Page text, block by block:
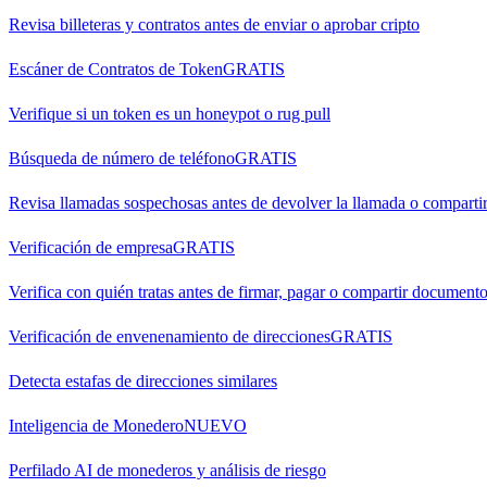
Revisa billeteras y contratos antes de enviar o aprobar cripto
Escáner de Contratos de TokenGRATIS
Verifique si un token es un honeypot o rug pull
Búsqueda de número de teléfonoGRATIS
Revisa llamadas sospechosas antes de devolver la llamada o
Verificación de empresaGRATIS
Verifica con quién tratas antes de firmar, pagar o compartir
Verificación de envenenamiento de direccionesGRATIS
Detecta estafas de direcciones similares
Inteligencia de MonederoNUEVO
Perfilado AI de monederos y análisis de riesgo